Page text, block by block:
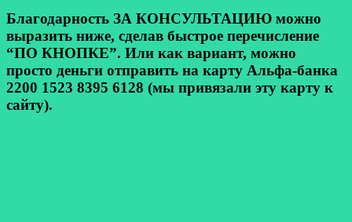
Благодарность ЗА КОНСУЛЬТАЦИЮ можно
выразить ниже, сделав быстрое перечисление
“ПО КНОПКЕ”. Или как вариант, можно
просто деньги отправить на карту Альфа-банка
2200 1523 8395 6128 (мы привязали эту карту к
сайту).